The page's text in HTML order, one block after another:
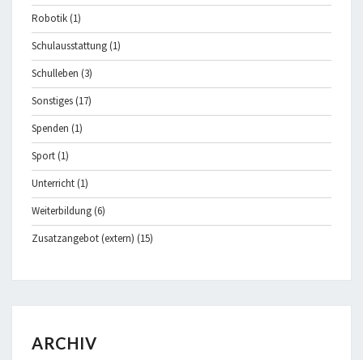
Robotik(1)
Schulausstattung(1)
Schulleben (3)
Sonstiges(17)
Spenden (1)
Sport(1)
Unterricht(1)
Weiterbildung(6)
Zusatzangebot (extern) (15)
ARCHIV